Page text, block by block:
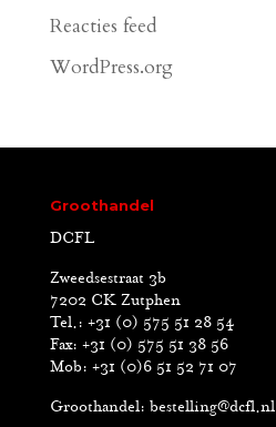
Reacties feed
WordPress.org
Groothandel
DCFL
Zweedsestraat 3b
7202 CK Zutphen
Tel.: +31 (0) 575 51 28 54
Fax: +31 (0) 575 51 38 56
Mob: +31 (0)6 51 52 71 07
Groothandel: bestelling@dcfl.nl